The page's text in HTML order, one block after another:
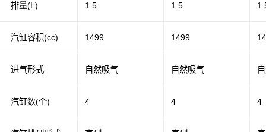
排量(L)
汽缸容积(cc)
进气形式
汽缸数(个)
1.5 1.5
1499 1499
自然吸气 自然吸气
4 4 4